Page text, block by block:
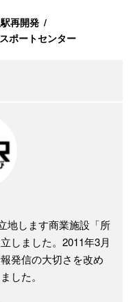
再開発
ポートセンター
地します商業施設「所
しました。2011年3月
発信の大切さを改め
した。